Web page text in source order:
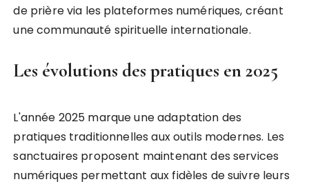
de prière via les plateformes numériques, créant
une communauté spirituelle internationale.
Les évolutions des pratiques en 2025
L'année 2025 marque une adaptation des
pratiques traditionnelles aux outils modernes. Les
sanctuaires proposent maintenant des services
numériques permettant aux fidèles de suivre leurs